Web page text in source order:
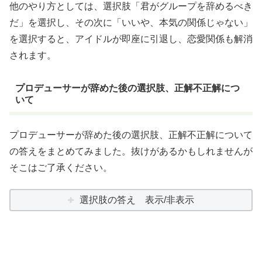
他のやり方としては、選択肢「君がグループを辞めるべき
だ」を選択し、その次に「いいや、本気の関係じゃない」
を選択すると、アイドルが即座に引退し、恋愛関係も解消
されます。
プロデューサーが辞めた後の選択肢、正解不正解につ
いて
プロデューサーが辞めた後の選択肢、正解不正解について
の答えをまとめてみました。抜けがあるかもしれませんが
そこはご了承ください。
選択肢の答え 表示/非表示